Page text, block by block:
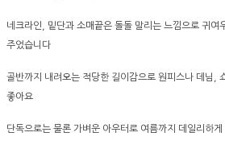
네크라인, 밑단과 소매끝은 돌돌 말리는 느낌으로 귀여
주었습니다
골반까지 내려오는 적당한 길이감으로 원피스나 데님,
좋아요
단독으로는 물론 가벼운 아우터로 여름까지 데일리하게